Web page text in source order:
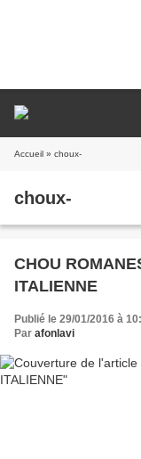
Accueil » choux-
choux-
CHOU
ITALIENNE
Publié le 29/01/2016 à
Par afonlavi